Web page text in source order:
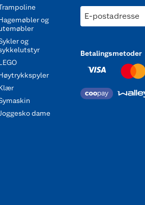
og
og
dame
E-postadresse
Betalingsmetoder